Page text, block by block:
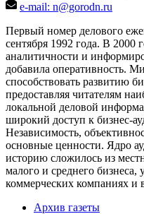
e-mail: n@gorodn.ru
Первый номер делового
сентября 1992 года. В 2000
аналитичности и
добавила оперативность.
способствовать развитию
предоставляя читателям
локальной деловой
широкий доступ к бизнес-
Независимость,
основные ценности. Ядро
историю сложилось из
малого и среднего бизнеса,
коммерческих компаниях и
Архив газеты